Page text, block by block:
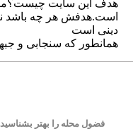
فضول محله را بهتر بشناسید